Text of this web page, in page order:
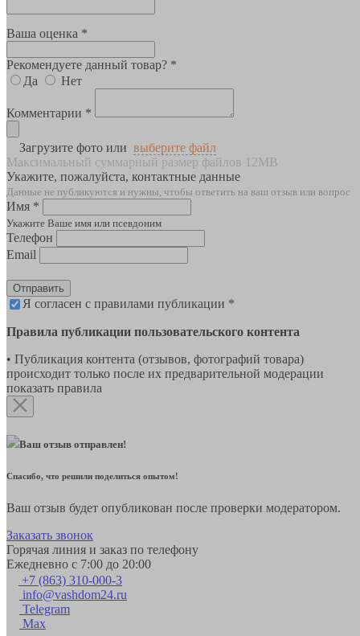
Ваша оценка *
Рекомендуете данный товар? *
Да
Нет
Комментарии *
Загрузите фото или выберите файл
Максимальный суммарный размер файлов 12MB
Укажите, пожалуйста, контактные данные
Данные не публикуются и нужны, чтобы ответить на ваш отзыв или вопрос
Имя *
Укажите Ваше имя или псевдоним
Телефон
Email
Отправить
Я согласен с правилами публикации *
Правила публикации пользовательского контента
• Публикация контента (отзывов, фотографий товара)
происходит только после их предварительной модерации
показать правила
Ваш отзыв отправлен!
Спасибо, что решили поделиться опытом!
Ваш отзыв будет опубликован после проверки модератором.
Заказать звонок
Горячая линия и заказ по телефону
Ежедневно с 7:00 до 20:00
+7 (863) 310-000-3
info@vashdom24.ru
Telegram
Max